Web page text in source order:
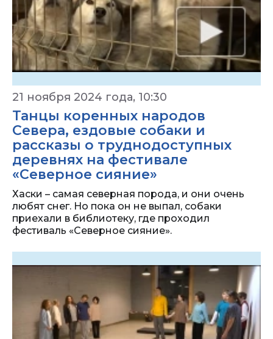
21 ноября 2024 года, 10:30
Танцы коренных народов
Севера, ездовые собаки и
рассказы о труднодоступных
деревнях на фестивале
«Северное сияние»
Хаски – самая северная порода, и они очень
любят снег. Но пока он не выпал, собаки
приехали в библиотеку, где проходил
фестиваль «Северное сияние».